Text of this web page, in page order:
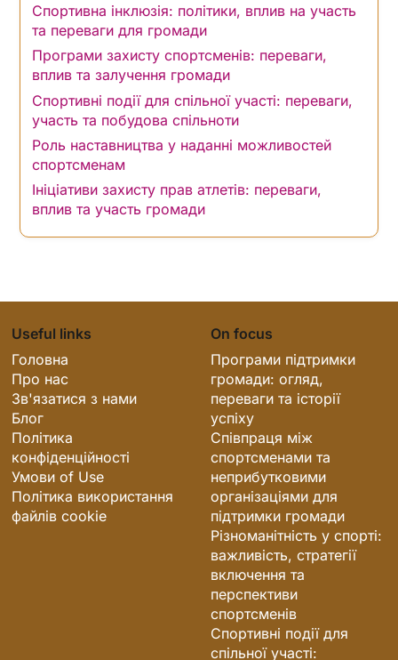
Спортивна інклюзія: політики, вплив на участь
та переваги для громади
Програми захисту спортсменів: переваги,
вплив та залучення громади
Спортивні події для спільної участі: переваги,
участь та побудова спільноти
Роль наставництва у наданні можливостей
спортсменам
Ініціативи захисту прав атлетів: переваги,
вплив та участь громади
Useful links
Головна
Про нас
Зв'язатися з нами
Блог
Політика
конфіденційності
Умови of Use
Політика використання
файлів cookie
On focus
Програми підтримки
громади: огляд,
переваги та історії
успіху
Співпраця між
спортсменами та
неприбутковими
організаціями для
підтримки громади
Різноманітність у спорті:
важливість, стратегії
включення та
перспективи
спортсменів
Спортивні події для
спільної участі: